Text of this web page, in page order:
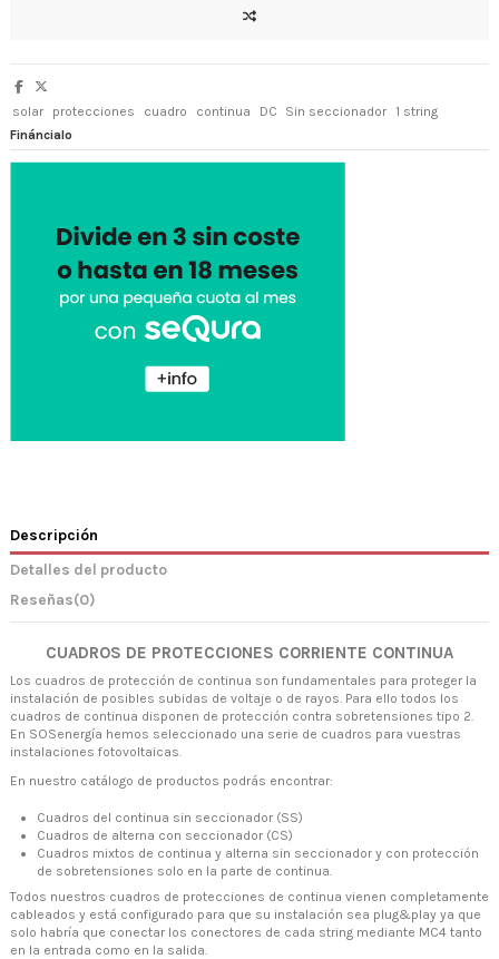
solar protecciones cuadro continua DC Sin seccionador
1 string
Fináncialo
Descripción
Detalles del producto
Reseñas(0)
CUADROS DE PROTECCIONES CORRIENTE CONTINUA
Los cuadros de protección de continua son fundamentales para proteger la
instalación de posibles subidas de voltaje o de rayos. Para ello todos los
cuadros de continua disponen de protección contra sobretensiones tipo 2.
En SOSenergía hemos seleccionado una serie de cuadros para vuestras
instalaciones fotovoltaicas.
En nuestro catálogo de productos podrás encontrar:
Cuadros del continua sin seccionador (SS)
Cuadros de alterna con seccionador (CS)
Cuadros mixtos de continua y alterna sin seccionador y con protección
de sobretensiones solo en la parte de continua.
Todos nuestros cuadros de protecciones de continua vienen completamente
cableados y está configurado para que su instalación sea plug&play ya que
solo habría que conectar los conectores de cada string mediante MC4 tanto
en la entrada como en la salida.